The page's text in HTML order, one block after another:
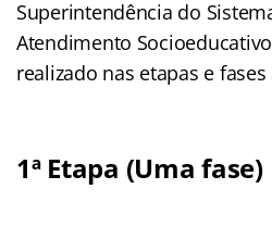
Superintendência do
Atendimento
realizado nas etapas e fases
1ª Etapa (Uma fase)